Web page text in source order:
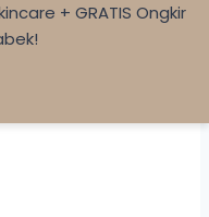
+ GRATIS Ongkir